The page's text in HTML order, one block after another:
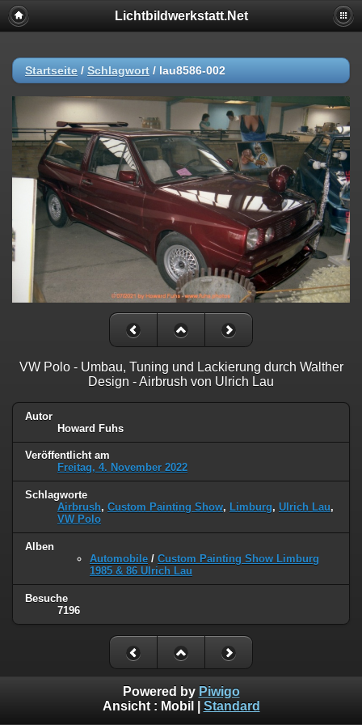
Lichtbildwerkstatt.Net
Startseite / Schlagwort / lau8586-002
VW Polo - Umbau, Tuning und Lackierung durch Walther
Design - Airbrush von Ulrich Lau
Autor
Howard Fuhs
Veröffentlicht am
Freitag, 4. November 2022
Schlagworte
Airbrush, Custom Painting Show, Limburg, Ulrich Lau,
VW Polo
Alben
Automobile / Custom Painting Show Limburg
1985 & 86 Ulrich Lau
Besuche
7196
Powered by Piwigo
Ansicht : Mobil Standard